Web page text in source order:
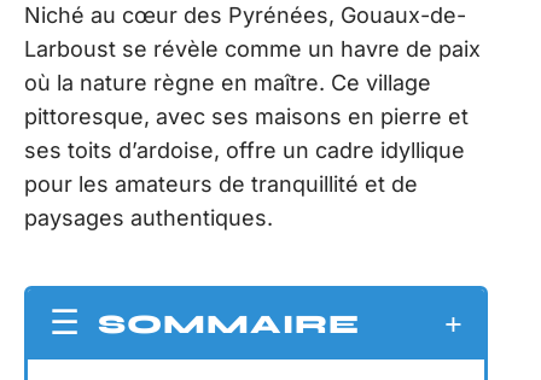
Niché au cœur des Pyrénées, Gouaux-de-
Larboust se révèle comme un havre de paix
où la nature règne en maître. Ce village
pittoresque, avec ses maisons en pierre et
ses toits d’ardoise, offre un cadre idyllique
pour les amateurs de tranquillité et de
paysages authentiques.
SOMMAIRE